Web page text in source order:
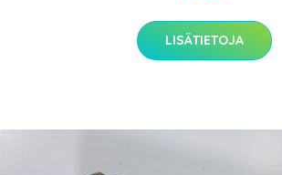
LISÄTIETOJA